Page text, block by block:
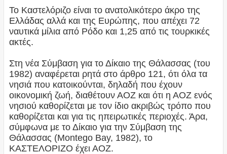
Το Καστελόριζο είναι το ανατολικότερο άκρο της
Ελλάδας αλλά και της Ευρώπης, που απέχει 72
ναυτικά μίλια από Ρόδο και 1,25 από τις τουρκικές
ακτές.
Στη νέα Σύμβαση για το Δίκαιο της Θάλασσας (του
1982) αναφέρεται ρητά στο άρθρο 121, ότι όλα τα
νησιά που κατοικούνται, δηλαδή που έχουν
οικονομική ζωή, διαθέτουν ΑΟΖ και ότι η ΑΟΖ ενός
νησιού καθορίζεται με τον ίδιο ακριβώς τρόπο που
καθορίζεται και για τις ηπειρωτικές περιοχές. Άρα,
σύμφωνα με το Δίκαιο για την Σύμβαση της
Θάλασσας (Montego Bay, 1982), το
ΚΑΣΤΕΛΟΡΙΖΟ έχει ΑΟΖ.